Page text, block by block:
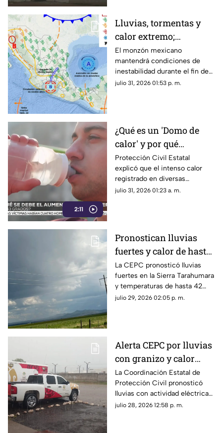
Lluvias, tormentas y
calor extremo;
pronóstico del clima
para el fin de semana
en Chihuahua
El monzón mexicano
mantendrá condiciones de
inestabilidad durante el fin de
semana en Chihuahua.
julio 31, 2026 01:53 p. m.
2:11
¿Qué es un 'Domo de
calor' y por qué
mantiene temperaturas
de hasta 43 grados en
Chihuahua?
Protección Civil Estatal
explicó que el intenso calor
registrado en diversas
regiones de Chihuahua se
julio 31, 2026 01:23 a. m.
Pronostican lluvias
fuertes y calor de hasta
42 grados en
Chihuahua; aquí fechas
La CEPC pronosticó lluvias
fuertes en la Sierra Tarahumara
y temperaturas de hasta 42
grados centígrados en el norte
julio 29, 2026 02:05 p. m.
Alerta CEPC por lluvias
con granizo y calor
extremo en Chihuahua
La Coordinación Estatal de
Protección Civil pronosticó
lluvias con actividad eléctrica y
posible granizo en la Sierra
julio 28, 2026 12:58 p. m.